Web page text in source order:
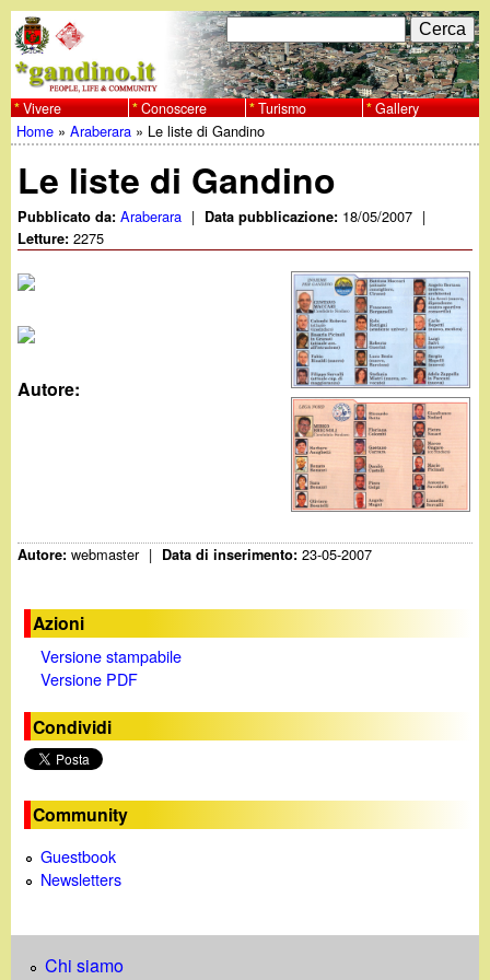
al
contenuto
principale
w
w
w
.
g
a
i
n
o
F
o
r
m
d
a
C
e
r
c
a
Vivere Conoscere Turismo Gallery
Tu
sei
qui
Home »Araberara » Le liste di Gandino
Le liste di Gandino
Pubblicato da:Araberara | Data pubblicazione: 18/05/2007 |
Letture:2275
Autore:
Autore:webmaster | Data di inserimento:23-05-2007
Azioni
Versione stampabile
Versione PDF
Condividi
Community
Guestbook
Newsletters
Chi siamo